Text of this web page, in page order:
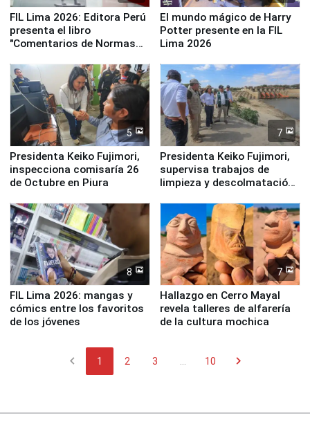
FIL Lima 2026: Editora Perú
presenta el libro
"Comentarios de Normas
Derecho Colectivo"
El mundo mágico de Harry
Potter presente en la FIL
Lima 2026
5
Presidenta Keiko Fujimori,
inspecciona comisaría 26
de Octubre en Piura
7
Presidenta Keiko Fujimori,
supervisa trabajos de
limpieza y descolmatación
8
FIL Lima 2026: mangas y
cómics entre los favoritos
de los jóvenes
7
Hallazgo en Cerro Mayal
revela talleres de alfarería
de la cultura mochica
chevron_left 1 2 3 10 chevron_right